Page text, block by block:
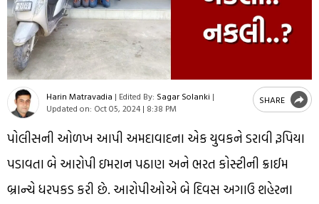
Harin Matravadia | Edited By: Sagar Solanki |
Updated on: Oct 05, 2024 | 8:38 PM
SHARE
પોલીસની ઓળખ આપી અમદાવાદના એક યુવકને ડરાવી રૂપિયા
પડાવતા બે આરોપી ઇમરાન પઠાણ અને ભરત કોસ્ટીની ક્રાઈમ
બ્રાન્ચે ધરપકડ કરી છે. આરોપીઓએ બે દિવસ અગાઉ શહેરના